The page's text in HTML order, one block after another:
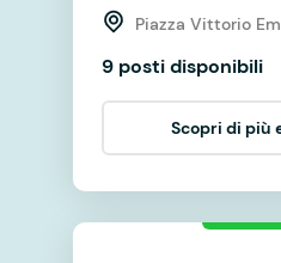
Piazza Vittorio
9 posti disponibili
Scopri di più